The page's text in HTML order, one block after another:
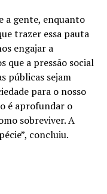
a gente, enquanto
trazer essa pauta
engajar a
que a pressão social
públicas sejam
para o nosso
é aprofundar o
sobreviver. A
concluiu.